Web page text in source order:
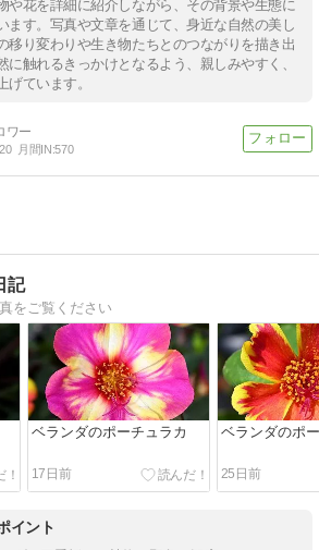
や花を詳細に紹介しながら、その背景や生態に
ます。写真や文章を通じて、身近な自然の美し
移り変わりや生き物たちとのつながりを描き出
に触れるきっかけとなるよう、親しみやすく、
ています。
月間IN:570
記
をご覧ください
ベランダのポーチュラカ
17日前
ベランダのポ
25日前
イント